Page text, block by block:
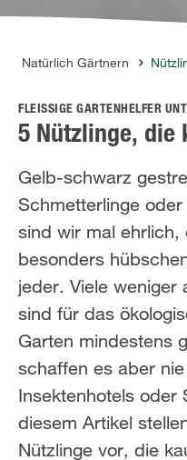
Service
Unternehmen
Natürlich Gärtnern
FLEISSIGE GARTENHELFER
5 Nützlinge, die
Gelb-schwarz
Schmetterlinge
sind wir mal
besonders
jeder. Viele weniger
sind für das
Garten mindestens
schaffen es aber
Insektenhotels oder
diesem Artikel
Nützlinge vor, die